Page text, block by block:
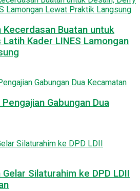
Buatan untuk
Latih Kader LINES Lamongan
Gabungan Dua
Silaturahim ke DPD LDII